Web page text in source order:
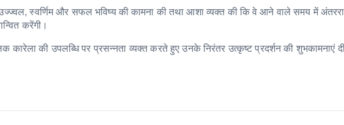
स्वर्णिम और सफल भविष्य की कामना की तथा आशा व्यक्त की कि वे आने वाले समय में
करेंगी।
की उपलब्धि पर प्रसन्नता व्यक्त करते हुए उनके निरंतर उत्कृष्ट प्रदर्शन की शुभकामनाएं